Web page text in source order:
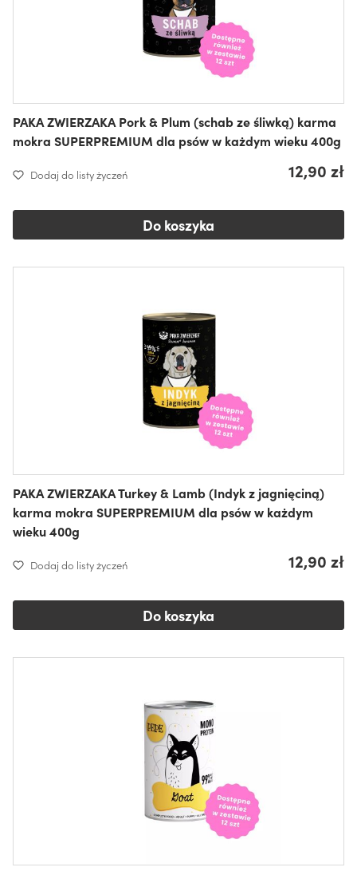
PAKA ZWIERZAKA Pork & Plum (schab ze śliwką) karma
mokra SUPERPREMIUM dla psów w każdym wieku 400g
Dodaj do listy życzeń 12,90 zł
Do koszyka
PAKA ZWIERZAKA Turkey & Lamb (Indyk z jagnięciną)
karma mokra SUPERPREMIUM dla psów w każdym
wieku 400g
Dodaj do listy życzeń 12,90 zł
Do koszyka